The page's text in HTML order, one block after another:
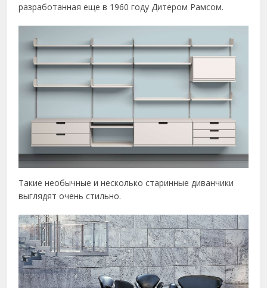
разработанная еще в 1960 году Дитером Рамсом.
Такие необычные и несколько старинные диванчики
выглядят очень стильно.